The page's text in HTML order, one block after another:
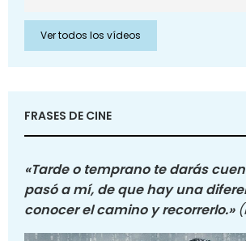
Ver todos los vídeos
FRASES DE CINE
«Tarde o temprano te darás
pasó a mí, de que hay una
conocer el camino y recorrerlo.»